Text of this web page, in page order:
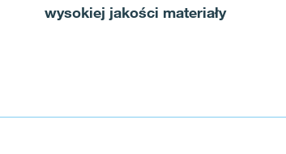
wysokiej jakości materiały